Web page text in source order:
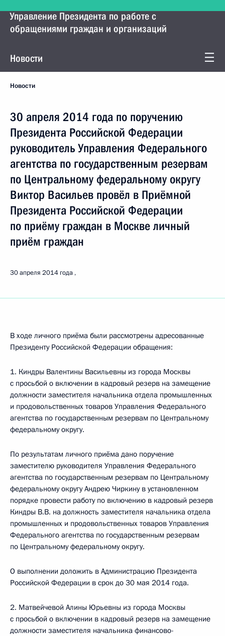
Управление Президента по работе с
обращениями граждан и организаций
Новости
Новости
30 апреля 2014 года по поручению
Президента Российской Федерации
руководитель Управления Федерального
агентства по государственным резервам
по Центральному федеральному округу
Виктор Васильев провёл в Приёмной
Президента Российской Федерации
по приёму граждан в Москве личный
приём граждан
30 апреля 2014 года
В ходе личного приёма были рассмотрены адресованные
Президенту Российской Федерации обращения:
1. Киндры Валентины Васильевны из города Москвы
с просьбой о включении в кадровый резерв на замещение
должности заместителя начальника отдела промышленных
и продовольственных товаров Управления Федерального
агентства по государственным резервам по Центральному
федеральному округу.
По результатам личного приёма дано поручение
заместителю руководителя Управления Федерального
агентства по государственным резервам по Центральному
федеральному округу Андрею Чиркину в установленном
порядке провести работу по включению в кадровый резерв
Киндры В.В. на должность заместителя начальника отдела
промышленных и продовольственных товаров Управления
Федерального агентства по государственным резервам
по Центральному федеральному округу.
О выполнении доложить в Администрацию Президента
Российской Федерации в срок до 30 мая 2014 года.
2. Матвейчевой Алины Юрьевны из города Москвы
с просьбой о включении в кадровый резерв на замещение
должности заместителя начальника финансово-